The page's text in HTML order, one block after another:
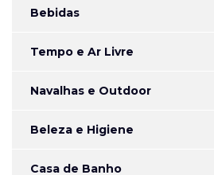
Bebidas
Tempo e Ar Livre
Navalhas e Outdoor
Beleza e Higiene
Casa de Banho